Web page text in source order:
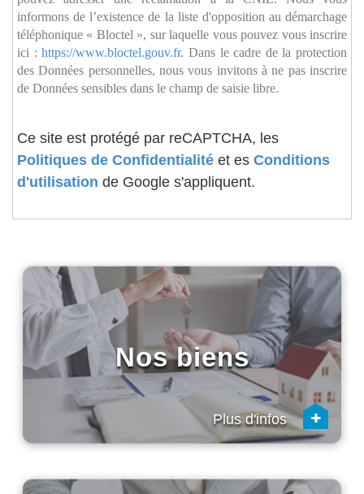
informons de l’existence de la liste d'opposition au démarchage
téléphonique « Bloctel », sur laquelle vous pouvez vous inscrire
ici :https://www.bloctel.gouv.fr. Dans le cadre de la protection
des Données personnelles, nous vous invitons à ne pas inscrire
de Données sensibles dans le champ de saisie libre.
Ce site est protégé par reCAPTCHA, les
Politiques de Confidentialité et es Conditions
d'utilisation de Google s'appliquent.
Nos biens
Plus d'infos +